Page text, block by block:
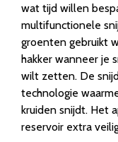
wat tijd willen
multifunctionele
groenten gebruikt
hakker wanneer je
wilt zetten. De
technologie
kruiden snijdt. Het
reservoir extra